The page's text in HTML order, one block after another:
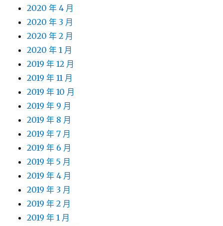
2020 年 4 月
2020 年 3 月
2020 年 2 月
2020 年 1 月
2019 年 12 月
2019 年 11 月
2019 年 10 月
2019 年 9 月
2019 年 8 月
2019 年 7 月
2019 年 6 月
2019 年 5 月
2019 年 4 月
2019 年 3 月
2019 年 2 月
2019 年 1 月